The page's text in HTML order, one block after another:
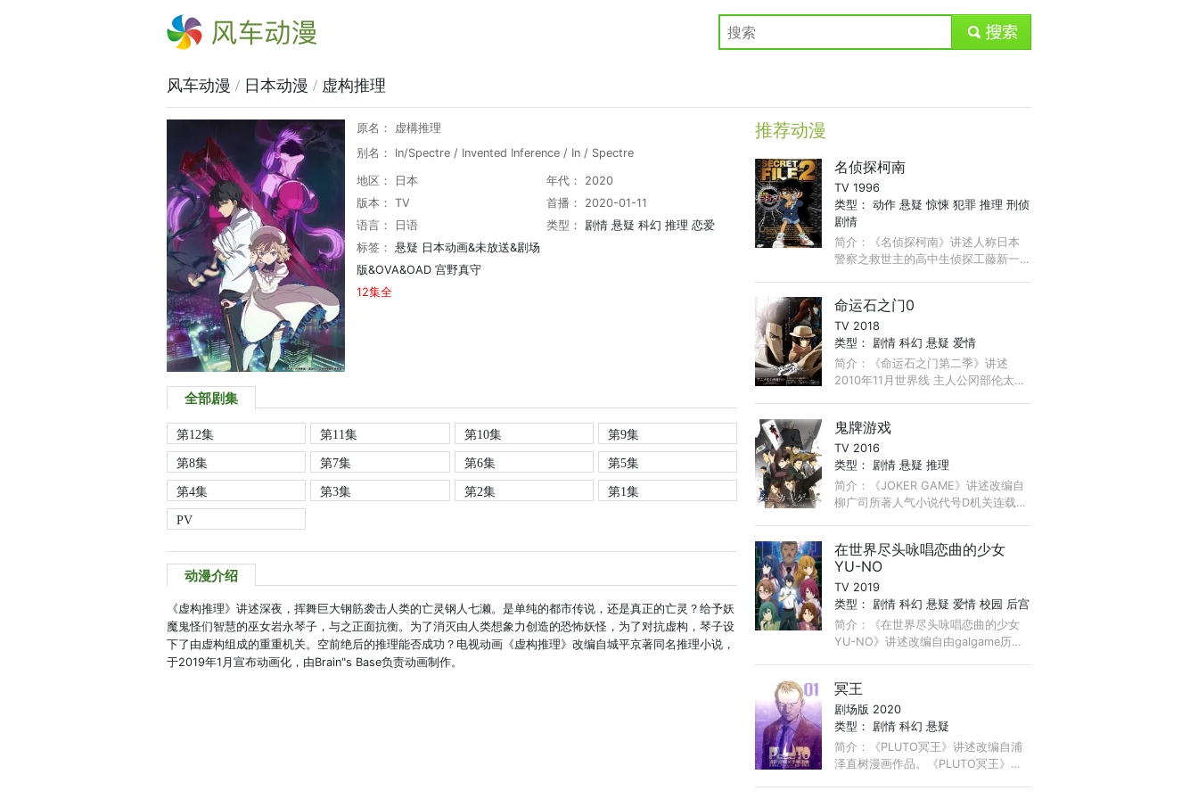
风车动漫 submit
风车动漫 / 日本动漫 / 虚构推理
原名： 虚構推理
别名： In/Spectre / Invented Inference / In / Spectre
地区： 日本
年代： 2020
版本： TV
首播： 2020-01-11
语言： 日语
类型： 剧情 悬疑 科幻 推理 恋爱
标签： 悬疑 日本动画&未放送&剧场
版&OVA&OAD 宫野真守
12集全
全部剧集
第12集 第11集 第10集
第9集
第8集
第7集 第6集
第5集
第4集
第3集 第2集
第1集
PV
动漫介绍
《虚构推理》讲述深夜，挥舞巨大钢筋袭击人类的亡灵钢人七濑。是单纯的都市传说，还是真正的亡灵？给予妖
魔鬼怪们智慧的巫女岩永琴子，与之正面抗衡。为了消灭由人类想象力创造的恐怖妖怪，为了对抗虚构，琴子设
下了由虚构组成的重重机关。空前绝后的推理能否成功？电视动画《虚构推理》改编自城平京著同名推理小说，
于2019年1月宣布动画化，由Brain"s Base负责动画制作。
推荐动漫
名侦探柯南
TV 1996
类型：动作 悬疑 惊悚 犯罪 推理 刑侦
剧情
简介：《名侦探柯南》讲述人称日本
警察之救世主的高中生侦探工藤新一
人。工藤新一于是尾随跟踪，并目睹
了黑衣人正在进行可疑交易。 ...
命运石之门0
TV 2018
类型： 剧情 科幻 悬疑 爱情
简介：《命运石之门第二季》讲述
2010年11月世界线 主人公冈部伦太郎
至底的冈部伦太郎。 被封印的凤凰院
凶真。 ...
鬼牌游戏
TV 2016
类型： 剧情 悬疑 推理
简介：《JOKER GAME》讲述改编自
柳广司所著人气小说代号D机关连载系
自日本、英国、苏联、德国等各国的
间谍， ...
在世界尽头咏唱恋曲的少女
YU-NO
TV 2019
类型： 剧情 科幻 悬疑 爱情 校园 后宫
简介：《在世界尽头咏唱恋曲的少女
YU-NO》讲述改编自由galgame历史
公有马拓也幼年丧母，身为历史学者
的父亲也在两个月前因事故去世。 ...
冥王
剧场版 2020
类型： 剧情 科幻 悬疑
简介：《PLUTO冥王》讲述改编自浦
泽直树漫画作品。《PLUTO冥王》改